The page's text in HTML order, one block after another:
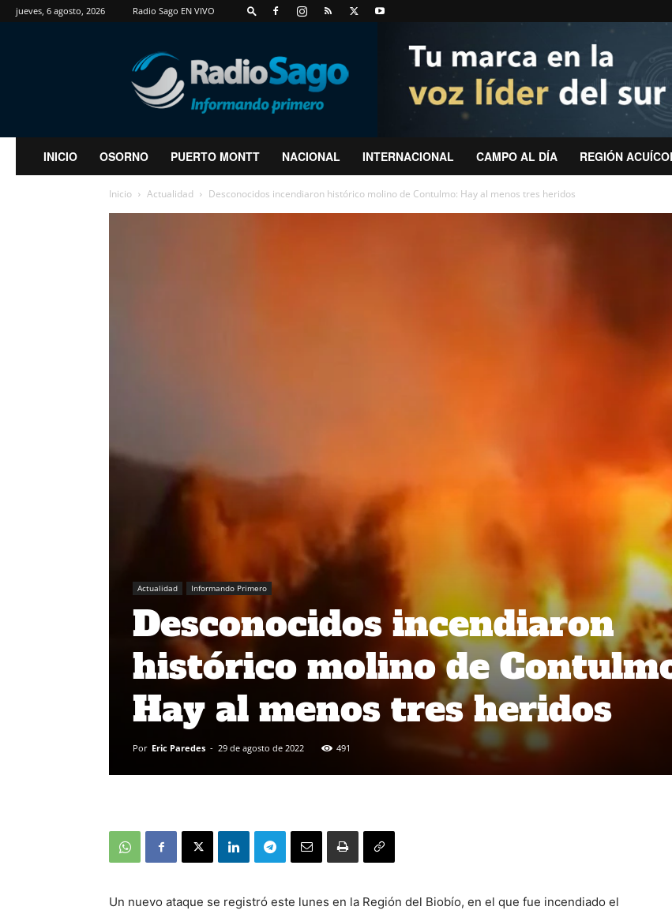
jueves, 6 agosto, 2026 Radio Sago EN VIVO
RadioSago
INICIO OSORNO PUERTO MONTT NACIONAL INTERNACIONAL CAMPO AL DÍA REGIÓN
Inicio Actualidad Desconocidos incendiaron histórico molino de Contulmo: Hay al menos tres heridos
Actualidad Informando Primero
Desconocidos incendiaron
histórico molino de
Hay al menos tres heridos
Por Eric Paredes - 29 de agosto de 2022 491
Un nuevo ataque se registró este lunes en la Región del Biobío, en el que fue incendiado el